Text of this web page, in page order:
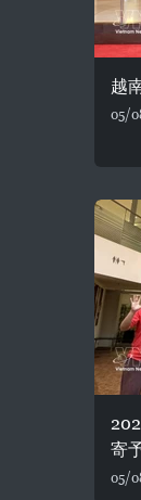
越
05/
寄
05/